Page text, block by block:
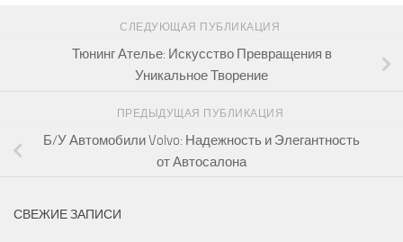
СЛЕДУЮЩАЯ ПУБЛИКАЦИЯ
Тюнинг Ателье: Искусство Превращения в
Уникальное Творение
ПРЕДЫДУЩАЯ ПУБЛИКАЦИЯ
Б/У Автомобили Volvo: Надежность и Элегантность
от Автосалона
СВЕЖИЕ ЗАПИСИ